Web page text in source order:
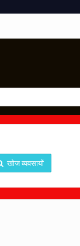
खोज व्यवसायों